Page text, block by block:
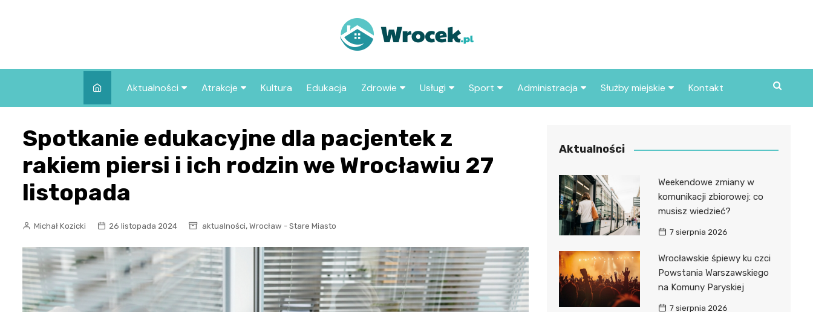
Aktualności
Wszystkie wpisy
Atrakcje
we Wrocławiu
Co warto zobaczyć we
Wrocławiu?
Kultura Edukacja Zdrowie
Sklep medyczny
Apteka
Usługi
Klub
Taxi
Adwokat
Fryzjer
Sport
Pozostałe kluby
Administracja
Urząd miasta
Służby miejskie
Policja
Kontakt
Spotkanie edukacyjne dla pacjentek z
rakiem piersi i ich rodzin we Wrocławiu 27
listopada
Michał Kozicki 26 listopada 2024 aktualności, Wrocław - Stare Miasto
Aktualności
Weekendowe zmiany w
komunikacji zbiorowej: co
musisz wiedzieć?
7 sierpnia 2026
Wrocławskie śpiewy ku czci
Powstania Warszawskiego
na Komuny Paryskiej
7 sierpnia 2026